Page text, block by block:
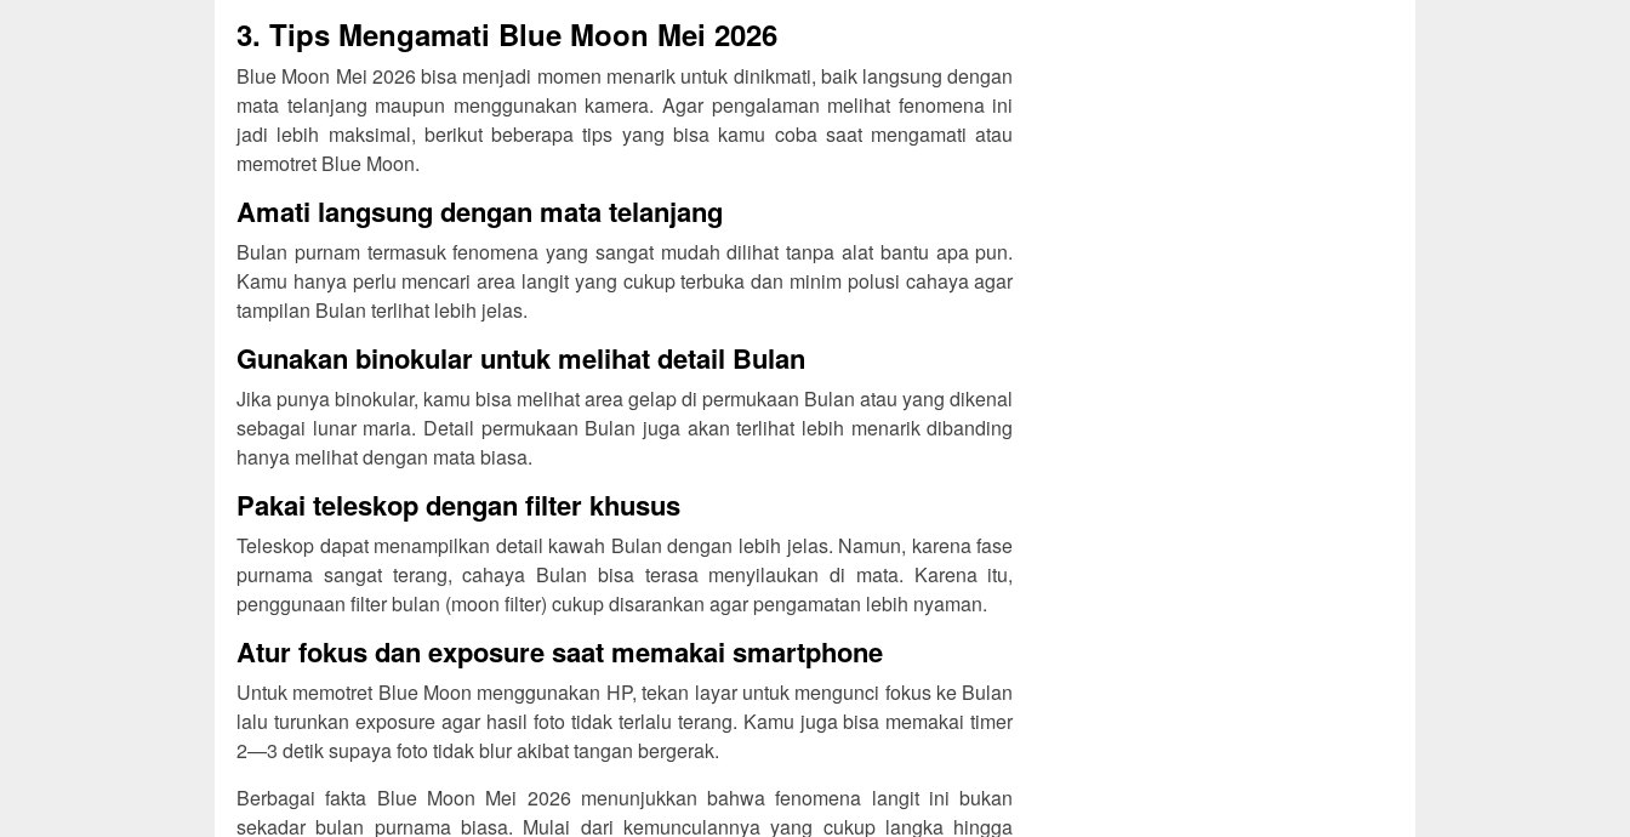
3. Tips Mengamati Blue Moon Mei 2026
Blue Moon Mei 2026 bisa menjadi momen menarik untuk dinikmati, baik langsung dengan
mata telanjang maupun menggunakan kamera. Agar pengalaman melihat fenomena ini
jadi lebih maksimal, berikut beberapa tips yang bisa kamu coba saat mengamati atau
memotret Blue Moon.
Amati langsung dengan mata telanjang
Bulan purnam termasuk fenomena yang sangat mudah dilihat tanpa alat bantu apa pun.
Kamu hanya perlu mencari area langit yang cukup terbuka dan minim polusi cahaya agar
tampilan Bulan terlihat lebih jelas.
Gunakan binokular untuk melihat detail Bulan
Jika punya binokular, kamu bisa melihat area gelap di permukaan Bulan atau yang dikenal
sebagai lunar maria. Detail permukaan Bulan juga akan terlihat lebih menarik dibanding
hanya melihat dengan mata biasa.
Pakai teleskop dengan filter khusus
Teleskop dapat menampilkan detail kawah Bulan dengan lebih jelas. Namun, karena fase
purnama sangat terang, cahaya Bulan bisa terasa menyilaukan di mata. Karena itu,
penggunaan filter bulan (moon filter) cukup disarankan agar pengamatan lebih nyaman.
Atur fokus dan exposure saat memakai smartphone
Untuk memotret Blue Moon menggunakan HP, tekan layar untuk mengunci fokus ke Bulan
lalu turunkan exposure agar hasil foto tidak terlalu terang. Kamu juga bisa memakai timer
2—3 detik supaya foto tidak blur akibat tangan bergerak.
Berbagai fakta Blue Moon Mei 2026 menunjukkan bahwa fenomena langit ini bukan
sekadar bulan purnama biasa. Mulai dari kemunculannya yang cukup langka hingga